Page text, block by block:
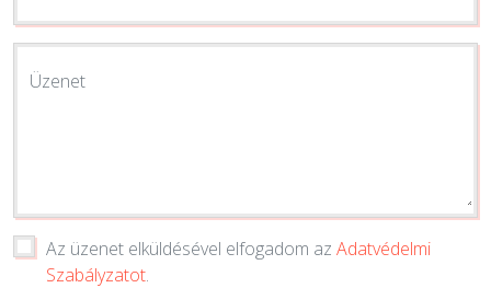
Üzenet
Az üzenet elküldésével elfogadom az Adatvédelmi
Szabályzatot.